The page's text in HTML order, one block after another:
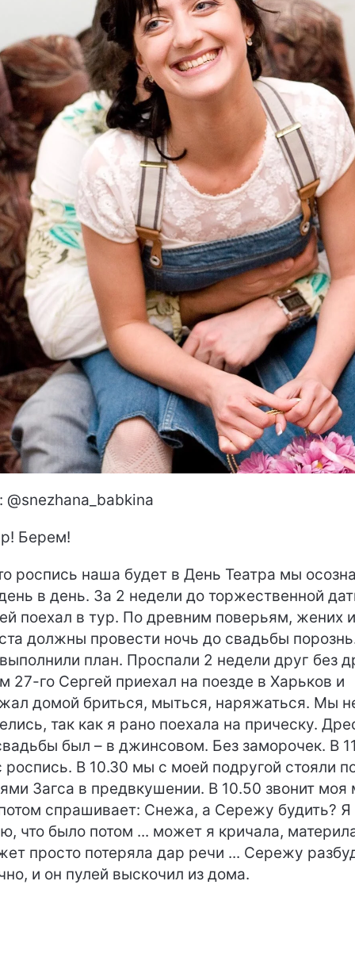
@snezhana_babkina
Берем!
роспись наша будет в День Театра мы
в день. За 2 недели до торжественной
поехал в тур. По древним поверьям, жених и
должны провести ночь до свадьбы
план. Проспали 2 недели друг без
27-го Сергей приехал на поезде в Харьков и
домой бриться, мыться, наряжаться. Мы
так как я рано поехала на прическу.
был – в джинсовом. Без заморочек. В
роспись. В 10.30 мы с моей подругой стояли
Загса в предвкушении. В 10.50 звонит моя
спрашивает: Снежа, а Сережу будить? Я
что было потом ... может я кричала,
просто потеряла дар речи ... Сережу
и он пулей выскочил из дома.